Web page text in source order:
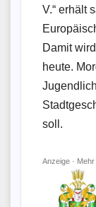
V.“ erhält
Damit
heute.
soll.
Anzeige ·